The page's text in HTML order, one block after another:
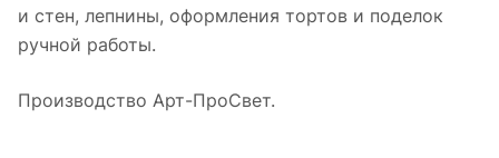
и стен, лепнины, оформления тортов и поделок
ручной работы.
Производство Арт-ПроСвет.